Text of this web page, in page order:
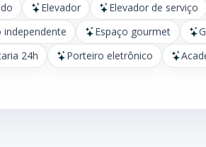
Elevador Elevador de serviço
independente
Espaço gourmet
24h Porteiro eletrônico